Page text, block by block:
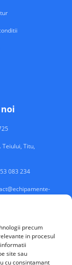
precum
in procesul
site sau
cu consintamant
Teiului, Titu,
083 234
2026